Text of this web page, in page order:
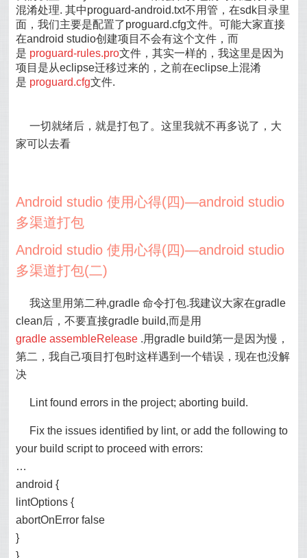
混淆处理. 其中proguard-android.txt不用管，在sdk目录里
面，我们主要是配置了proguard.cfg文件。可能大家直接
在android studio创建项目不会有这个文件，而
是 proguard-rules.pro文件，其实一样的，我这里是因为
项目是从eclipse迁移过来的，之前在eclipse上混淆
是 proguard.cfg文件.
一切就绪后，就是打包了。这里我就不再多说了，大
家可以去看
Android studio 使用心得(四)—android studio
多渠道打包
Android studio 使用心得(四)—android studio
多渠道打包(二)
我这里用第二种,gradle 命令打包.我建议大家在gradle
clean后，不要直接gradle build,而是用
gradleassembleRelease .用gradle build第一是因为慢，
第二，我自己项目打包时这样遇到一个错误，现在也没解
决
Lint found errors in the project; aborting build.
Fix the issues identified by lint, or add the following to
your build script to proceed with errors:
…
android {
lintOptions {
abortOnError false
}